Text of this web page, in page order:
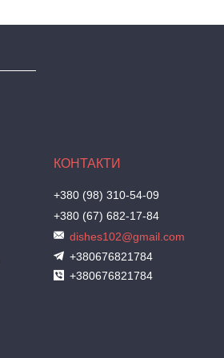
+380 (98) 310-54-09
+380 (67) 682-17-84
dishes102@gmail.com
+380676821784
+380676821784